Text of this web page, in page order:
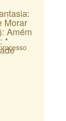
Morar
Amém
*